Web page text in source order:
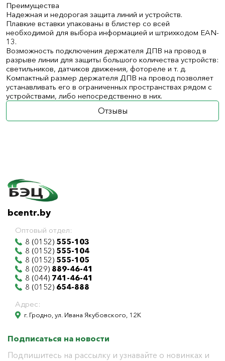
Преимущества
Надежная и недорогая защита линий и устройств.
Плавкие вставки упакованы в блистер со всей
необходимой для выбора информацией и штрихкодом EAN-
13.
Возможность подключения держателя ДПВ на провод в
разрыве линии для защиты большого количества устройств:
светильников, датчиков движения, фотореле и т. д.
Компактный размер держателя ДПВ на провод позволяет
устанавливать его в ограниченных пространствах рядом с
устройствами, либо непосредственно в них.
Отзывы
bcentr.by
Оптовый отдел:
8 (0152) 555-103
8 (0152) 555-104
8 (0152) 555-105
8 (029) 889-46-41
8 (044) 741-46-41
8 (0152) 654-888
Адрес:
г. Гродно, ул. Ивана Якубовского, 12К
Подписаться на новости
Подпишитесь на рассылку и узнавайте о новинках и